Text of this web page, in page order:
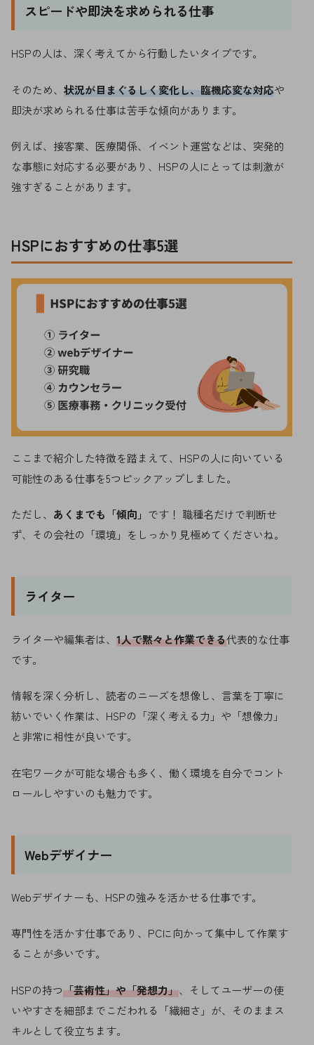
スピードや即決を求められる仕事
HSPの人は、深く考えてから行動したいタイプです。
そのため、 状況が目まぐるしく変化し、臨機応変な対応や
即決が求められる仕事は苦手な傾向があります。
例えば、接客業、医療関係、イベント運営などは、突発的
な事態に対応する必要があり、HSPの人にとっては刺激が
強すぎることがあります。
HSPにおすすめの仕事5選
ここまで紹介した特徴を踏まえて、HSPの人に向いている
可能性のある仕事を5つピックアップしました。
ただし、 あくまでも「傾向」 です！ 職種名だけで判断せ
ず、その会社の「環境」をしっかり見極めてくださいね。
ライター
ライターや編集者は、 1人で黙々と作業できる代表的な仕事
です。
情報を深く分析し、読者のニーズを想像し、言葉を丁寧に
紡いでいく作業は、HSPの「深く考える力」や「想像力」
と非常に相性が良いです。
在宅ワークが可能な場合も多く、働く環境を自分でコント
ロールしやすいのも魅力です。
Webデザイナー
Webデザイナーも、HSPの強みを活かせる仕事です。
専門性を活かす仕事であり、PCに向かって集中して作業す
ることが多いです。
HSPの持つ「芸術性」や「発想力」、そしてユーザーの使
いやすさを細部までこだわれる「繊細さ」が、そのままス
キルとして役立ちます。